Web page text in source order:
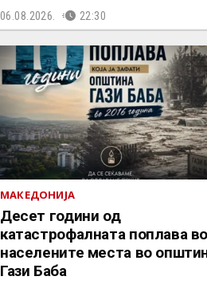
06.08.2026. 22:30
МАКЕДОНИЈА
Десет години од
катастрофалната поплава во
населените места во
Гази Баба